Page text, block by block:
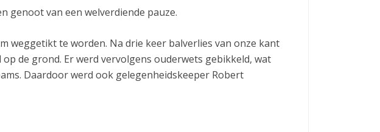
genoot van een welverdiende pauze.
weggetikt te worden. Na drie keer balverlies van onze kant
de grond. Er werd vervolgens ouderwets gebikkeld, wat
Daardoor werd ook gelegenheidskeeper Robert